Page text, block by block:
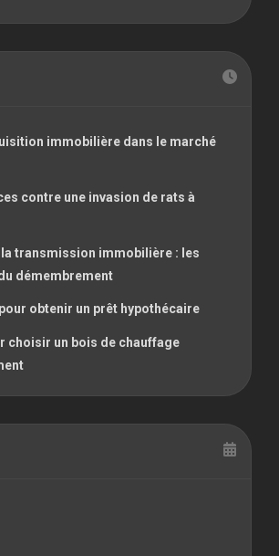
immobilière dans le marché
contre une invasion de rats à
transmission immobilière : les
démembrement
obtenir un prêt hypothécaire
choisir un bois de chauffage